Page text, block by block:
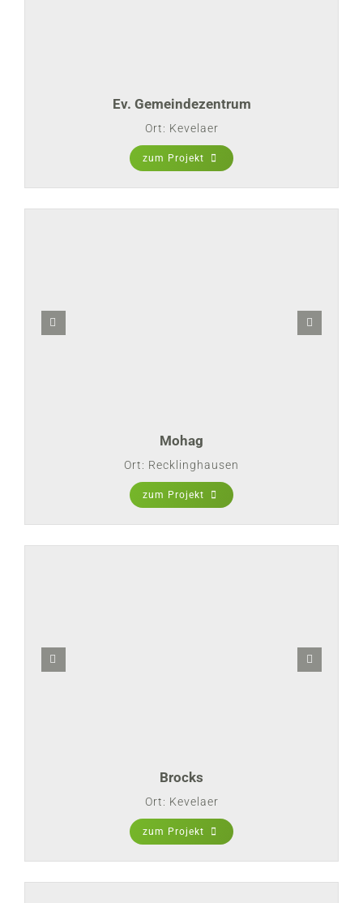
Ev. Gemeindezentrum
Ort: Kevelaer
zum Projekt
Mohag
Ort: Recklinghausen
zum Projekt
Brocks
Ort: Kevelaer
zum Projekt